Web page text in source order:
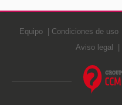
Equipo Condiciones de uso
Aviso legal